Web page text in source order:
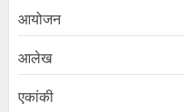
आयोजन
आलेख
एकांकी